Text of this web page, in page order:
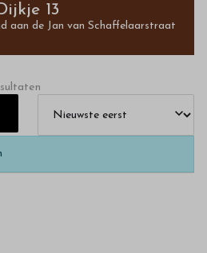
13
aan de Jan van Schaffelaarstraat